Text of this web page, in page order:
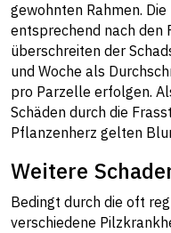
gewohnten Rahmen.
entsprechend nach den
überschreiten der
und Woche als
pro Parzelle erfolgen.
Schäden durch die
Pflanzenherz gelten
Weitere
Bedingt durch die oft
verschiedene